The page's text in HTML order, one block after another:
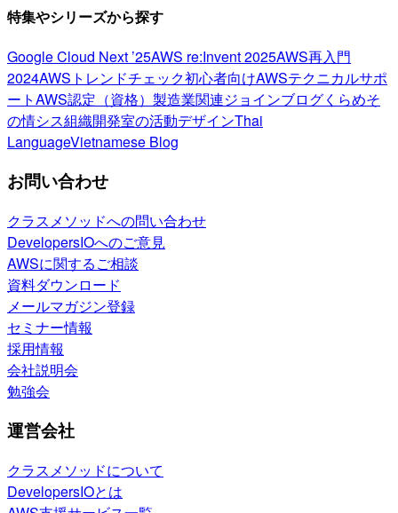
特集やシリーズから探す
Google Cloud Next ’25AWS re:Invent 2025AWS再入門
2024AWSトレンドチェック初心者向けAWSテクニカルサポ
ートAWS認定（資格） 製造業関連ジョインブログくらめそ
の情シス組織開発室の活動デザインThai
LanguageVietnamese Blog
お問い合わせ
クラスメソッドへの問い合わせ
DevelopersIOへのご意見
AWSに関するご相談
資料ダウンロード
メールマガジン登録
セミナー情報
採用情報
会社説明会
勉強会
運営会社
クラスメソッドについて
DevelopersIOとは